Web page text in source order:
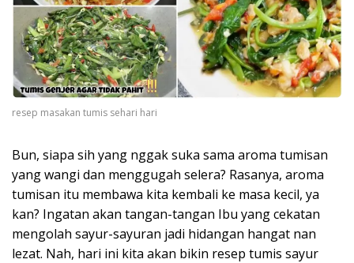
resep masakan tumis sehari hari
Bun, siapa sih yang nggak suka sama aroma tumisan
yang wangi dan menggugah selera? Rasanya, aroma
tumisan itu membawa kita kembali ke masa kecil, ya
kan? Ingatan akan tangan-tangan Ibu yang cekatan
mengolah sayur-sayuran jadi hidangan hangat nan
lezat. Nah, hari ini kita akan bikin resep tumis sayur